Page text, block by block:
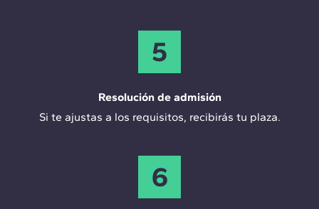
5
Resolución de admisión
Si te ajustas a los requisitos, recibirás tu plaza.
6